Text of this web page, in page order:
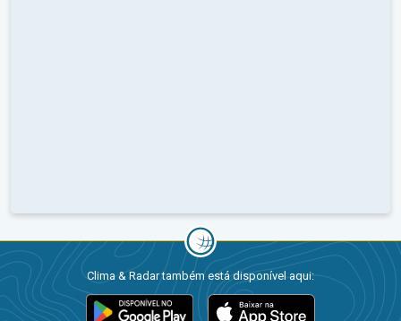
Clima & Radar também está disponível aqui: